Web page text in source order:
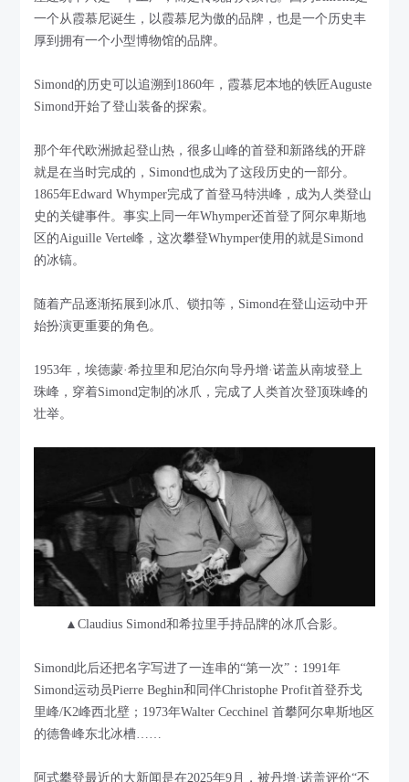
一个从霞慕尼诞生，以霞慕尼为傲的品牌，也是一个历史丰
厚到拥有一个小型博物馆的品牌。
Simond的历史可以追溯到1860年，霞慕尼本地的铁匠Auguste
Simond开始了登山装备的探索。
那个年代欧洲掀起登山热，很多山峰的首登和新路线的开辟
就是在当时完成的，Simond也成为了这段历史的一部分。
1865年Edward Whymper完成了首登马特洪峰，成为人类登山
史的关键事件。事实上同一年Whymper还首登了阿尔卑斯地
区的Aiguille Verte峰，这次攀登Whymper使用的就是Simond
的冰镐。
随着产品逐渐拓展到冰爪、锁扣等，Simond在登山运动中开
始扮演更重要的角色。
1953年，埃德蒙·希拉里和尼泊尔向导丹增·诺盖从南坡登上
珠峰，穿着Simond定制的冰爪，完成了人类首次登顶珠峰的
壮举。
▲Claudius Simond和希拉里手持品牌的冰爪合影。
Simond此后还把名字写进了一连串的“第一次”：1991年
Simond运动员Pierre Beghin和同伴Christophe Profit首登乔戈
里峰/K2峰西北壁；1973年Walter Cecchinel 首攀阿尔卑斯地区
的德鲁峰东北冰槽……
阿式攀登最近的大新闻是在2025年9月，被丹增·诺盖评价“不